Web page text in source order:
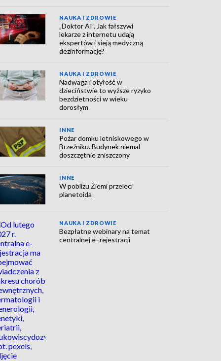
NAUKA I ZDROWIE
„Doktor AI”. Jak fałszywi
lekarze z internetu udają
ekspertów i sieją medyczną
dezinformację?
NAUKA I ZDROWIE
Nadwaga i otyłość w
dzieciństwie to wyższe ryzyko
bezdzietności w wieku
dorosłym
INNE
Pożar domku letniskowego w
Brzeźniku. Budynek niemal
doszczętnie zniszczony
INNE
W pobliżu Ziemi przeleci
planetoida
NAUKA I ZDROWIE
Bezpłatne webinary na temat
centralnej e–rejestracji